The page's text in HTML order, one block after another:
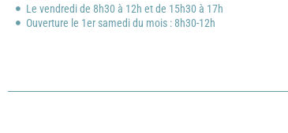
Le vendredi de 8h30 à 12h et de 15h30 à 17h
Ouverture le 1er samedi du mois : 8h30-12h